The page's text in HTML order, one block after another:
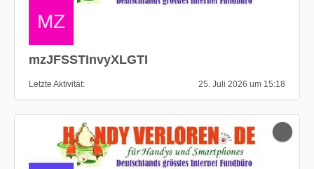
mzJFSSTInvyXLGTI
Letzte Aktivität 25. Juli 2026 um 15:18